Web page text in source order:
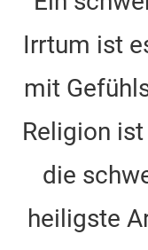
e
b
o
o
k
gr
a
m
e
st
Irrtum ist
mit
Religion
die
heiligste